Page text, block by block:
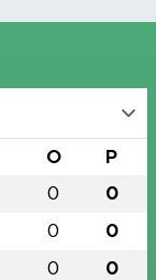
O P
0 0
0 0
0 0